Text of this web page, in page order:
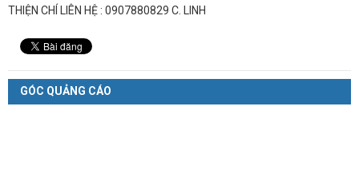
THIỆN CHÍ LIÊN HỆ : 0907880829 C. LINH
GÓC QUẢNG CÁO